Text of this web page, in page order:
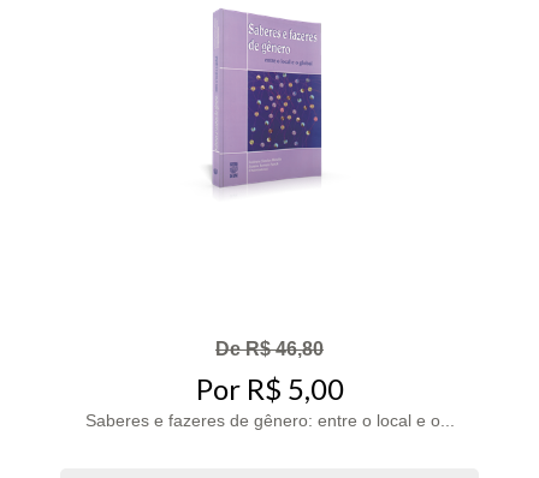
De R$ 46,80
Por R$ 5,00
Saberes e fazeres de gênero: entre o local e o...